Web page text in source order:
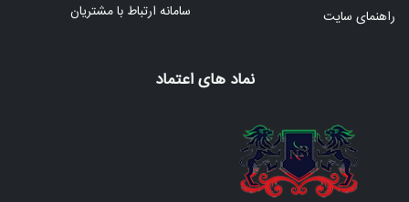
راهنمای سایت
سامانه ارتباط با مشتریان
نماد های اعتماد